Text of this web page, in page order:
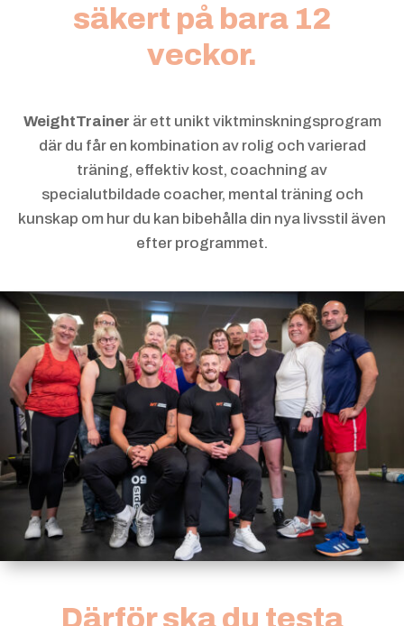
säkert på bara 12
veckor.
WeightTrainer är ett unikt viktminskningsprogram
där du får en kombination av rolig och varierad
träning, effektiv kost, coachning av
specialutbildade coacher, mental träning och
kunskap om hur du kan bibehålla din nya livsstil även
efter programmet.
Därför ska du testa